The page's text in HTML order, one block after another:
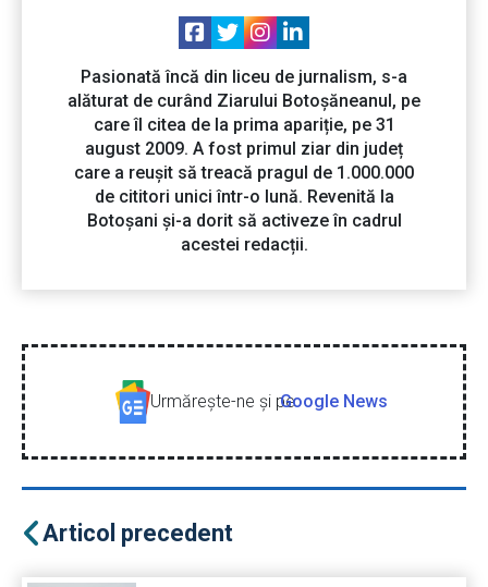
Pasionată încă din liceu de jurnalism, s-a
alăturat de curând Ziarului Botoșăneanul, pe
care îl citea de la prima apariție, pe 31
august 2009. A fost primul ziar din județ
care a reușit să treacă pragul de 1.000.000
de cititori unici într-o lună. Revenită la
Botoșani și-a dorit să activeze în cadrul
acestei redacții.
Urmăreşte-ne şi peGoogle News
Articol precedent